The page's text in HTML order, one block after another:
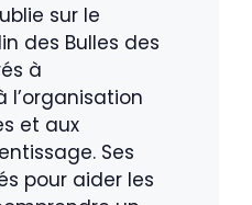
sur le
des Bulles des
à
l’organisation
et aux
Ses
pour aider les